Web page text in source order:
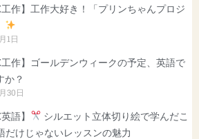
工作】工作大好き！「プリンちゃんプロジ
1日
工作】ゴールデンウィークの予定、英語で
か？
30日
語】
シルエット立体切り絵で学んだこ
だけじゃないレッスンの魅力